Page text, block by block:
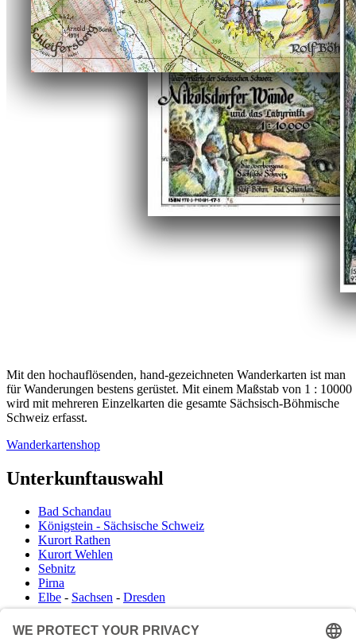
Mit den hochauflösenden, hand-gezeichneten Wanderkarten ist man
für Wanderungen bestens gerüstet. Mit einem Maßstab von 1 : 10000
wird mit mehreren Einzelkarten die gesamte Sächsisch-Böhmische
Schweiz erfasst.
Wanderkartenshop
Unterkunftauswahl
Bad Schandau
Königstein - Sächsische Schweiz
Kurort Rathen
Kurort Wehlen
Sebnitz
Pirna
Elbe - Sachsen - Dresden
Infocenter